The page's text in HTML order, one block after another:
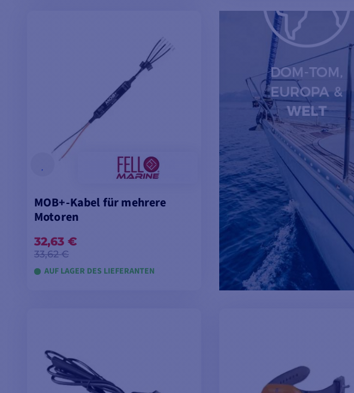
VORBESTELLUNG
MOB+-Kabel für mehrere
Motoren
32,63 €
33,62 €
AUF LAGER DES LIEFERANTEN